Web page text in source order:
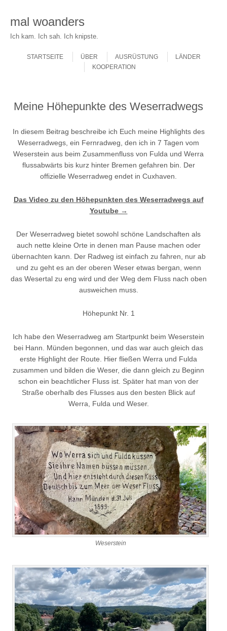
mal woanders
Ich kam. Ich sah. Ich knipste.
Menu
STARTSEITE
ÜBER AUSRÜSTUNG
LÄNDER
KOOPERATION
Meine Höhepunkte des Weserradwegs
In diesem Beitrag beschreibe ich Euch meine Highlights des
Weserradwegs , ein Fernradweg, den ich in 7 Tagen vom
Weserstein aus beim Zusammenfluss von Fulda und Werra
flussabwärts bis kurz hinter Bremen gefahren bin. Der
offizielle Weserradweg endet in Cuxhaven.
Das Video zu den Höhepunkten des Weserradwegs auf
Youtube →
Der Weserradweg bietet sowohl schöne Landschaften als
auch nette kleine Orte in denen man Pause machen oder
übernachten kann. Der Radweg ist einfach zu fahren, nur ab
und zu geht es an der oberen Weser etwas bergan, wenn
das Wesertal zu eng wird und der Weg dem Fluss nach oben
ausweichen muss.
Höhepunkt Nr. 1
Ich habe den Weserradweg am Startpunkt beim Weserstein
bei Hann. Münden begonnen, und das war auch gleich das
erste Highlight der Route. Hier fließen Werra und Fulda
zusammen und bilden die Weser, die dann gleich zu Beginn
schon ein beachtlicher Fluss ist. Später hat man von der
Straße oberhalb des Flusses aus den besten Blick auf
Werra, Fulda und Weser.
Weserstein